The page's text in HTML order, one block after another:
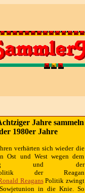
Jahre sammeln
1980er Jahre
verhärten sich wieder die
Ost und West wegen dem
und der
der Reagan
ReagansPolitik zwingt
in die Knie. So